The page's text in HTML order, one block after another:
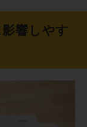
響しやす